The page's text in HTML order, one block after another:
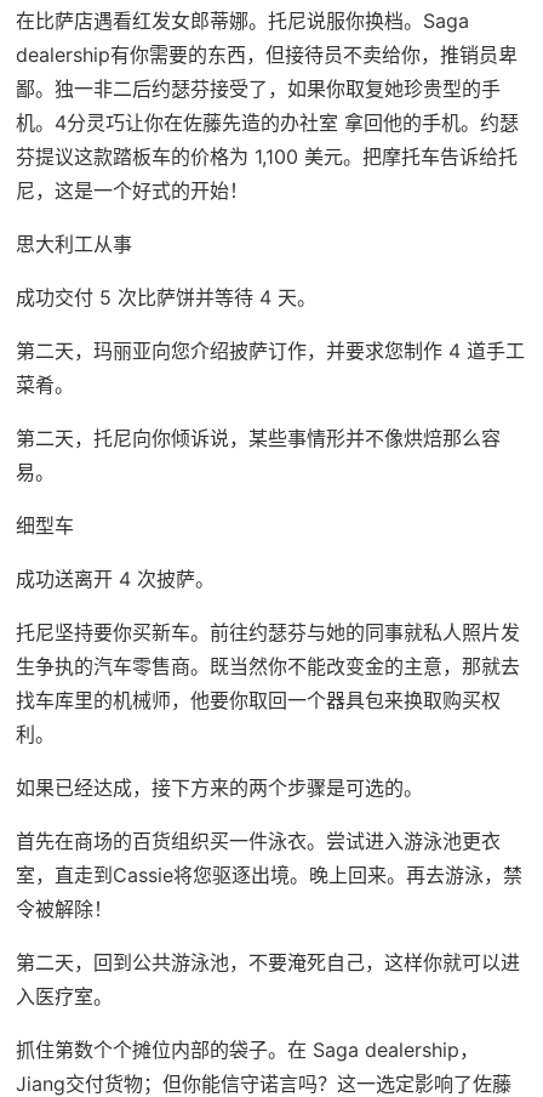
在比萨店遇看红发女郎蒂娜。托尼说服你换档。Saga
dealership有你需要的东西，但接待员不卖给你，推销员卑
鄙。独一非二后约瑟芬接受了，如果你取复她珍贵型的手
机。4分灵巧让你在佐藤先造的办社室 拿回他的手机。约瑟
芬提议这款踏板车的价格为 1,100 美元。把摩托车告诉给托
尼，这是一个好式的开始！
思大利工从事
成功交付 5 次比萨饼并等待 4 天。
第二天，玛丽亚向您介绍披萨订作，并要求您制作 4 道手工
菜肴。
第二天，托尼向你倾诉说，某些事情形并不像烘焙那么容
易。
细型车
成功送离开 4 次披萨。
托尼坚持要你买新车。前往约瑟芬与她的同事就私人照片发
生争执的汽车零售商。既当然你不能改变金的主意，那就去
找车库里的机械师，他要你取回一个器具包来换取购买权
利。
如果已经达成，接下方来的两个步骤是可选的。
首先在商场的百货组织买一件泳衣。尝试进入游泳池更衣
室，直走到Cassie将您驱逐出境。晚上回来。再去游泳，禁
令被解除！
第二天，回到公共游泳池，不要淹死自己，这样你就可以进
入医疗室。
抓住第数个个摊位内部的袋子。在 Saga dealership，
Jiang交付货物；但你能信守诺言吗？这一选定影响了佐藤